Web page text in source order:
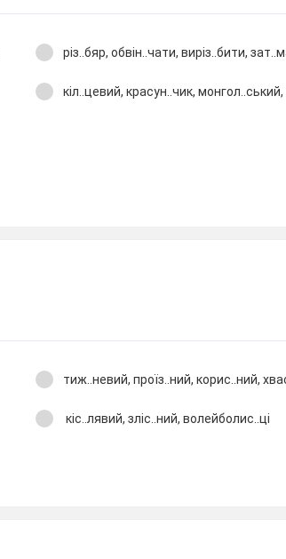
різ..бяр, обвін..чати, виріз..бити,
кіл..цевий, красун..чик, монгол..ський,
тиж..невий, проїз..ний, корис..ний,
кіс..лявий, зліс..ний, волейболис..ці